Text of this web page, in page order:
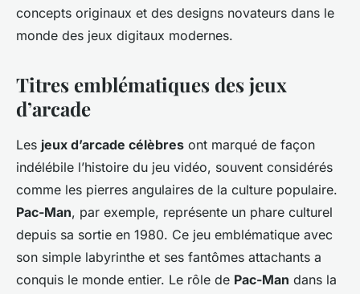
concepts originaux et des designs novateurs dans le
monde des jeux digitaux modernes.
Titres emblématiques des jeux
d’arcade
Les jeux d’arcade célèbres ont marqué de façon
indélébile l’histoire du jeu vidéo, souvent considérés
comme les pierres angulaires de la culture populaire.
Pac-Man, par exemple, représente un phare culturel
depuis sa sortie en 1980. Ce jeu emblématique avec
son simple labyrinthe et ses fantômes attachants a
conquis le monde entier. Le rôle de Pac-Man dans la